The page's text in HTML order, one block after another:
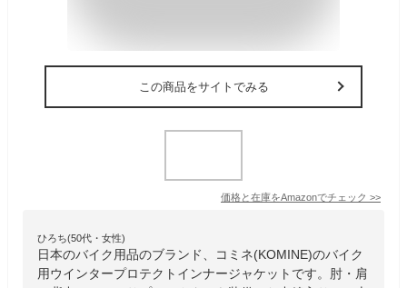
この商品をサイトでみる
価格と在庫をAmazonでチェック >>
ひろち(50代・女性)
日本のバイク用品のブランド、コミネ(KOMINE)のバイク
用ウインタープロテクトインナージャケットです。肘・肩